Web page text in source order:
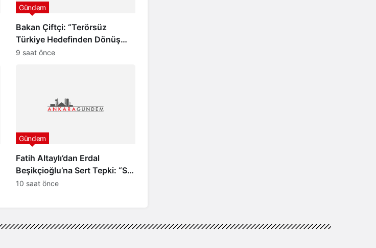
Bakan Çiftçi: “Terörsüz
Türkiye Hedefinden Dönüş
Yoktur”
Gündem
9 saat önce
Fatih Altaylı’dan Erdal
Beşikçioğlu’na Sert Tepki: “Siz
Kamu Görevlisisiniz”
Gündem
10 saat önce